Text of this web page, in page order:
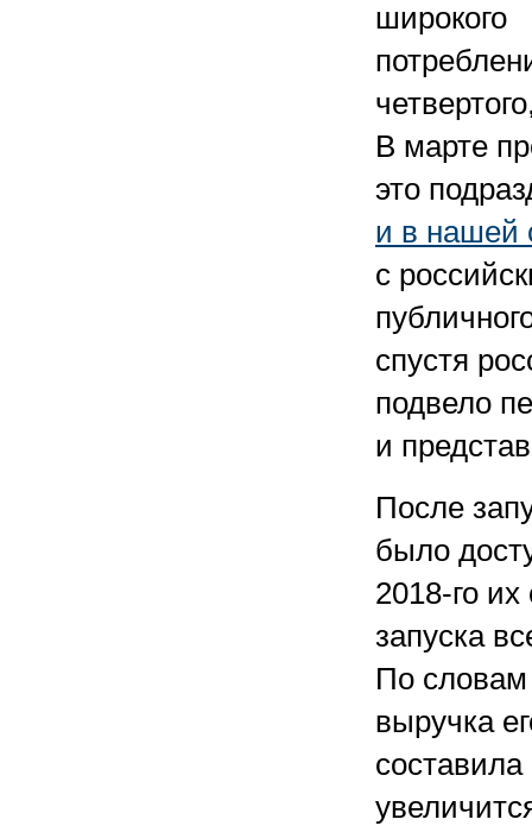
широкого
В марте
это
и в нашей
с
спустя
подвело
и
После
было
2018-го их
запуска
По словам
выручка